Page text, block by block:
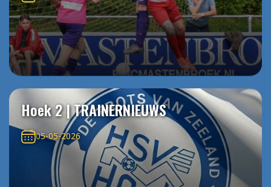
Hoek 2 | TRAINERNIEUWS
05-05-2026